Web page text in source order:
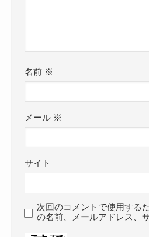
名前 ※
メール ※
サイト
次回のコメントで使用する
の名前、メールアドレス、